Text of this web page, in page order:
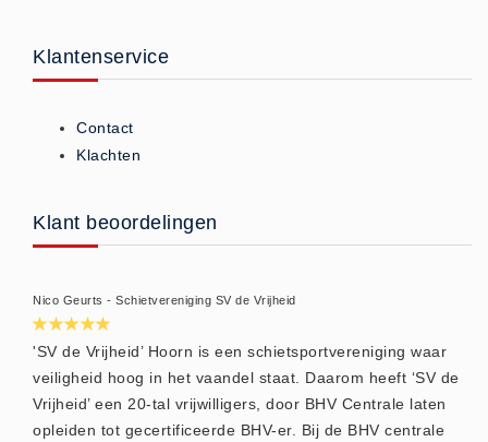
Inspectiecentrale
Ons Team
Nieuws
Contact
Klachten
Privacy
Retourneren
Algemene Voorwaarden
Vacatures
Winkel
Klantenservice
Contact
Klachten
Klant beoordelingen
Nico Geurts - Schietvereniging SV de Vrijheid
'SV de Vrijheid’ Hoorn is een schietsportvereniging waar
veiligheid hoog in het vaandel staat. Daarom heeft ‘SV de
Vrijheid’ een 20-tal vrijwilligers, door BHV Centrale laten
opleiden tot gecertificeerde BHV-er. Bij de BHV centrale